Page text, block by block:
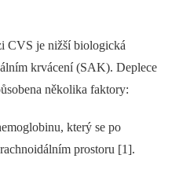
CVS je nižší bio­logická
krvácení (SAK). Deplece
několika faktory:
který se po
prostoru [1].